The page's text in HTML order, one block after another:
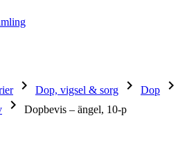
keyboard_arrow_right Dop, vigsel & sorg keyboard_arrow_right Dop keyboard_arrow_right
keyboard_arrow_right Dopbevis – ängel, 10-p